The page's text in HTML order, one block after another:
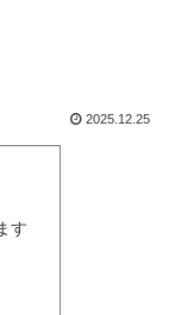
2025.12.25
す